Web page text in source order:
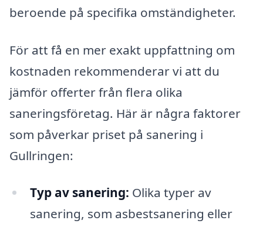
beroende på specifika omständigheter.
För att få en mer exakt uppfattning om
kostnaden rekommenderar vi att du
jämför offerter från flera olika
saneringsföretag. Här är några faktorer
som påverkar priset på sanering i
Gullringen:
Typ av sanering: Olika typer av
sanering, som asbestsanering eller